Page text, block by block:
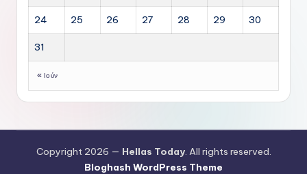
24 25 26 27 28 29 30
31
« Ιούν
Copyright 2026 — Hellas Today. All rights reserved.
Bloghash WordPress Theme